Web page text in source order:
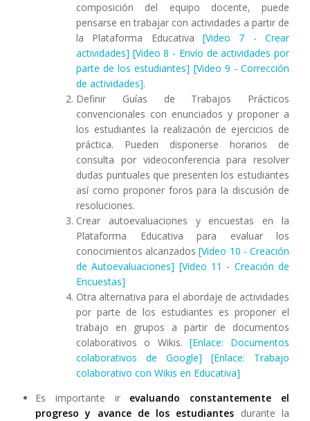
composición del equipo docente, puede
pensarse en trabajar con actividades a partir de
la Plataforma Educativa [Video 7 - Crear
actividades] [Video 8 - Envío de actividades por
parte de los estudiantes] [Video 9 - Corrección
de actividades].
Definir Guías de Trabajos Prácticos
convencionales con enunciados y proponer a
los estudiantes la realización de ejercicios de
práctica. Pueden disponerse horarios de
consulta por videoconferencia para resolver
dudas puntuales que presenten los estudiantes
así como proponer foros para la discusión de
resoluciones.
Crear autoevaluaciones y encuestas en la
Plataforma Educativa para evaluar los
conocimientos alcanzados[Video 10 - Creación
de Autoevaluaciones] [Video 11 - Creación de
Encuestas]
Otra alternativa para el abordaje de actividades
por parte de los estudiantes es proponer el
trabajo en grupos a partir de documentos
colaborativos o Wikis. [Enlace: Documentos
colaborativos de Google]
[Enlace: Trabajo
colaborativo con Wikis en Educativa]
Es importante ir evaluando constantemente el
progreso y avance de los estudiantes durante la